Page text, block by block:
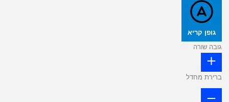
גופן קריא
גובה שורה
ברירת מחדל